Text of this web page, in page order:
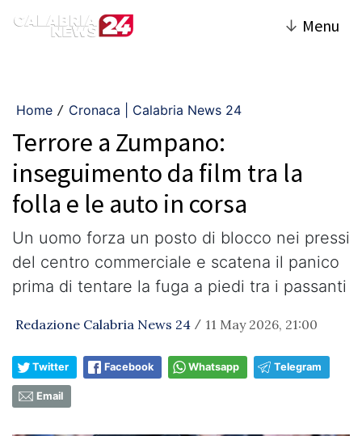
↓ Menu
Home / Cronaca | Calabria News 24
Terrore a Zumpano:
inseguimento da film tra la
folla e le auto in corsa
​Un uomo forza un posto di blocco nei pressi
del centro commerciale e scatena il panico
prima di tentare la fuga a piedi tra i passanti
Redazione Calabria News 24 / 11 May 2026, 21:00
Twitter Facebook Whatsapp Telegram
Email